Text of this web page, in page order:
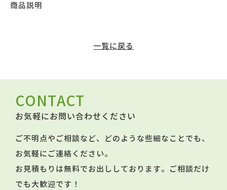
商品説明
一覧に戻る
CONTACT
お気軽にお問い合わせください
ご不明点やご相談など、どのような些細なことでも、
お気軽にご連絡ください。
お見積もりは無料でお出ししております。ご相談だけ
でも大歓迎です！